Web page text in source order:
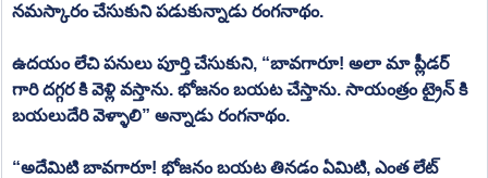
నమస్కారం చేసుకుని పడుకున్నాడు రంగనాథం.
ఉదయం లేచి పనులు పూర్తి చేసుకుని, “బావగారూ! అలా మా ప్లీడర్
గారి దగ్గర కి వెళ్లి వస్తాను. భోజనం బయట చేస్తాను. సాయంత్రం ట్రైన్ కి
బయలుదేరి వెళ్ళాలి” అన్నాడు రంగనాథం.
“అదేమిటి బావగారూ! భోజనం బయట తినడం ఏమిటి, ఎంత లేట్